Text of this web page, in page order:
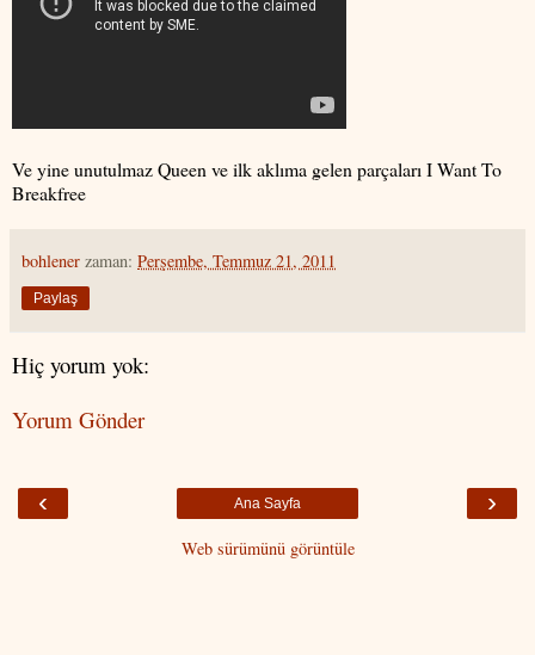
Ve yine unutulmaz Queen ve ilk aklıma gelen parçaları I Want To
Breakfree
bohlener zaman: Perşembe, Temmuz 21, 2011
Paylaş
Hiç yorum yok:
Yorum Gönder
‹ ›
Ana Sayfa
Web sürümünü görüntüle